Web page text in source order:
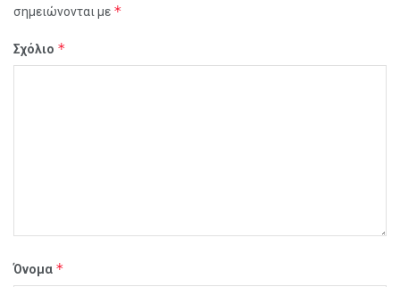
σημειώνονται με *
Σχόλιο *
Όνομα *